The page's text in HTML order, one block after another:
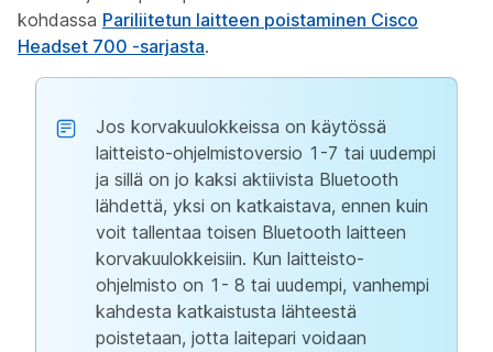
kohdassa Pariliitetun laitteen poistaminen Cisco
Headset 700 -sarjasta.
Jos korvakuulokkeissa on käytössä
laitteisto-ohjelmistoversio 1-7 tai uudempi
ja sillä on jo kaksi aktiivista Bluetooth
lähdettä, yksi on katkaistava, ennen kuin
voit tallentaa toisen Bluetooth laitteen
korvakuulokkeisiin. Kun laitteisto-
ohjelmisto on 1- 8 tai uudempi, vanhempi
kahdesta katkaistusta lähteestä
poistetaan, jotta laitepari voidaan